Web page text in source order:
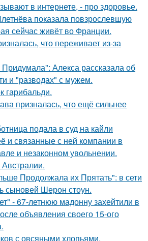
в интернете, - про здоровье.
показала повзрослевшую
сейчас живёт во Франции.
что переживает из-за
Алекса рассказала об
и "разводах" с мужем.
гарибальди.
призналась, что ещё сильнее
подала в суд на кайли
и связанные с ней компании в
и незаконном увольнении.
Продолжала их Прятать": в сети
сыновей Шерон стоун.
- 67-летнюю мадонну захейтили в
объявления своего 15-ого
с овсяными хлопьями.